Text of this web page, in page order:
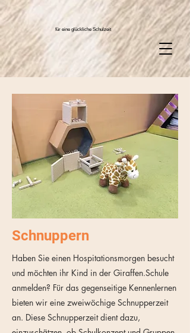
für eine glückliche Schulzeit
Schnuppern
Haben Sie einen Hospitationsmorgen besucht
und möchten ihr Kind in der Giraffen.Schule
anmelden? Für das gegenseitige Kennenlernen
bieten wir eine zweiwöchige Schnupperzeit
an. Diese Schnupperzeit dient dazu,